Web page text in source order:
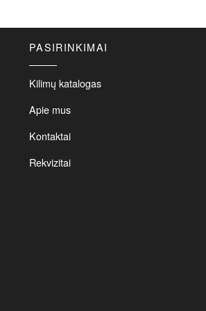
PASIRINKIMAI
Kilimų katalogas
Apie mus
Kontaktai
Rekvizitai